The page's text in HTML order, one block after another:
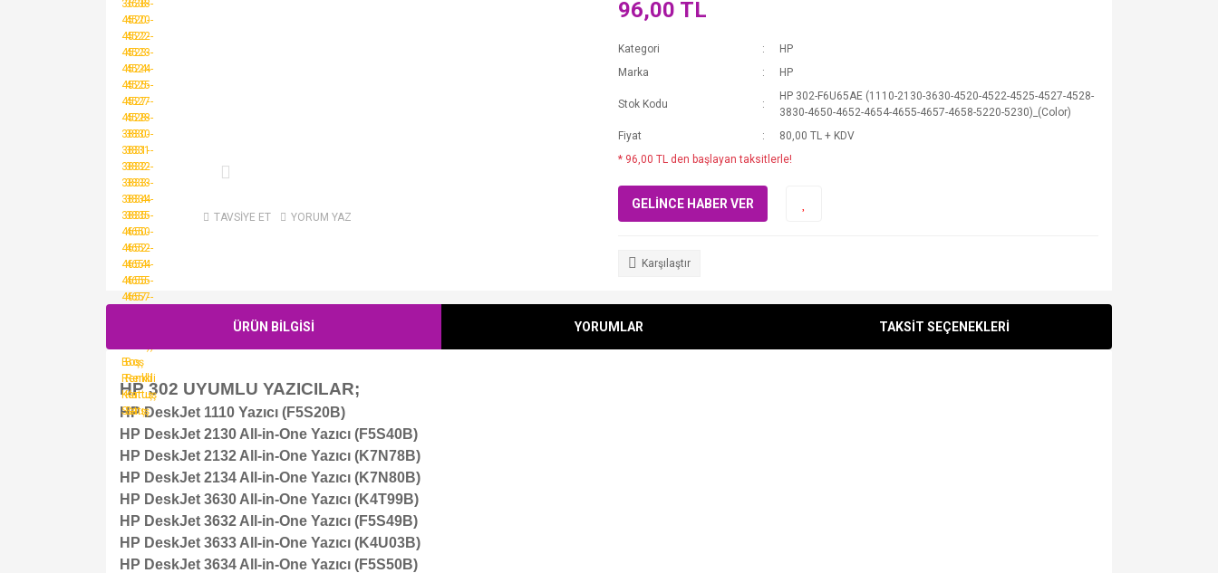
TAVSİYE ET YORUM YAZ
96,00 TL
Kategori
HP
Marka
HP
Stok Kodu
HP 302-F6U65AE (1110-2130-3630-4520-4522-4525-4527-4528-
3830-4650-4652-4654-4655-4657-4658-5220-5230)_(Color)
Fiyat
80,00 TL + KDV
* 96,00 TL den başlayan taksitlerle!
GELİNCE HABER VER
Karşılaştır
ÜRÜN BİLGİSİ YORUMLAR TAKSİT SEÇENEKLERİ
HP 302 UYUMLU YAZICILAR;
HP DeskJet 1110 Yazıcı (F5S20B)
HP DeskJet 2130 All-in-One Yazıcı (F5S40B)
HP DeskJet 2132 All-in-One Yazıcı (K7N78B)
HP DeskJet 2134 All-in-One Yazıcı (K7N80B)
HP DeskJet 3630 All-in-One Yazıcı (K4T99B)
HP DeskJet 3632 All-in-One Yazıcı (F5S49B)
HP DeskJet 3633 All-in-One Yazıcı (K4U03B)
HP DeskJet 3634 All-in-One Yazıcı (F5S50B)